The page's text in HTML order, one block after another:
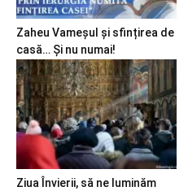
Zaheu Vameșul și sfințirea de
casă… Și nu numai!
Ziua Învierii, să ne luminăm